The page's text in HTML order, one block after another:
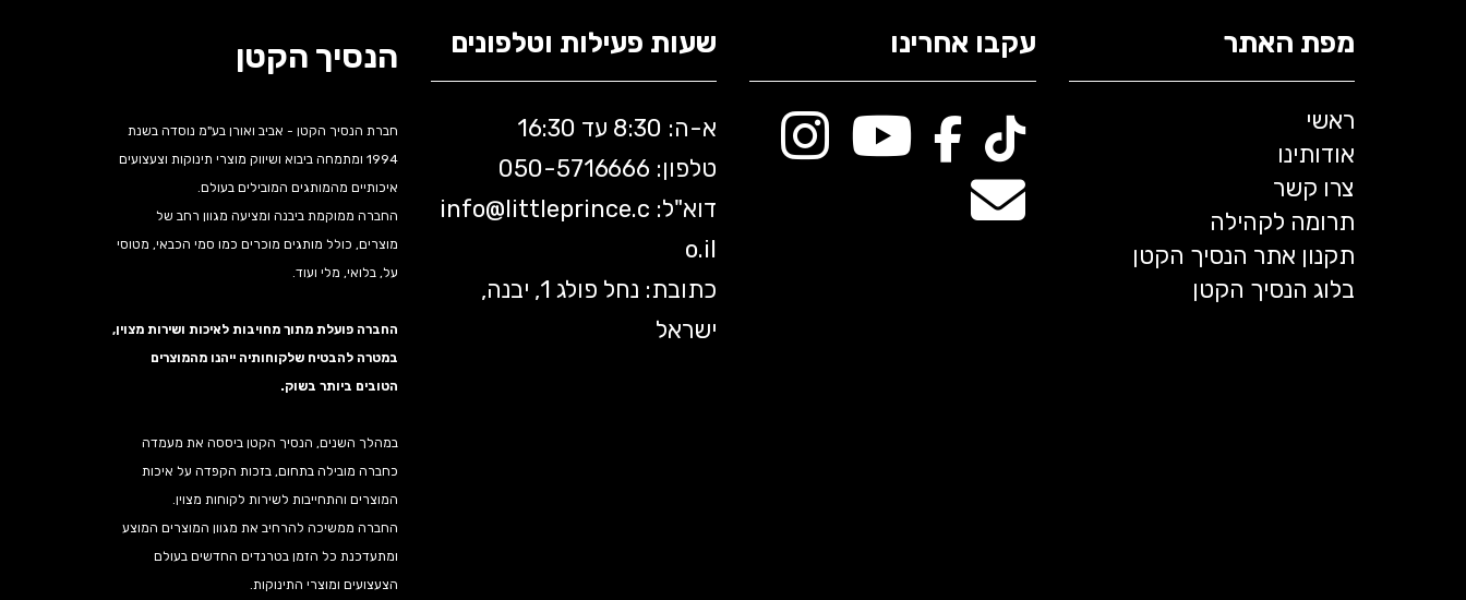
מפת האתר
ראשי
אודותינו
צרו קשר
תרומה לקהילה
תקנון אתר הנסיך הקטן
בלוג הנסיך הקטן
עקבו אחרינו שעות פעילות וטלפונים
א-ה: 8:30 עד 16:30
טלפון: 050-5 716666
דוא"ל:
info@littleprince.c
o.il
כתובת: נחל פולג 1, יבנה,
ישראל
הנסיך הקטן
חברת הנסיך הקטן - אביב ואורן בע"מ נוסדה בשנת
1994 ומתמחה ביבוא ושיווק מוצרי תינוקות וצעצועים
איכותיים מהמותגים המובילים בעולם.
החברה ממוקמת ביבנה ומציעה מגוון רחב של
מוצרים, כולל מותגים מוכרים כמו סמי הכבאי, מטוסי
על, בלואי, מלי ועוד.
החברה פועלת מתוך מחויבות לאיכות ושירות מצוין,
במטרה להבטיח שלקוחותיה ייהנו מהמוצרים
הטובים ביותר בשוק.
במהלך השנים, הנסיך הקטן ביססה את מעמדה
כחברה מובילה בתחום, בזכות הקפדה על איכות
המוצרים והתחייבות לשירות לקוחות מצוין.
החברה ממשיכה להרחיב את מגוון המוצרים המוצע
ומתעדכנת כל הזמן בטרנדים החדשים בעולם
הצעצועים ומוצרי התינוקות.